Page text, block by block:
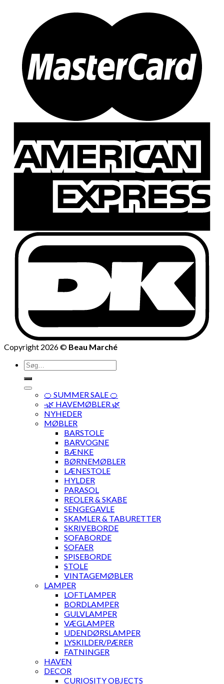
Copyright 2026 © Beau Marché
Søg
efter:
🍊 SUMMER SALE 🍊
·🌿 HAVEMØBLER 🌿
NYHEDER
MØBLER
BARSTOLE
BARVOGNE
BÆNKE
BØRNEMØBLER
LÆNESTOLE
HYLDER
PARASOL
REOLER & SKABE
SENGEGAVLE
SKAMLER & TABURETTER
SKRIVEBORDE
SOFABORDE
SOFAER
SPISEBORDE
STOLE
VINTAGEMØBLER
LAMPER
LOFTLAMPER
BORDLAMPER
GULVLAMPER
VÆGLAMPER
UDENDØRSLAMPER
LYSKILDER/PÆRER
FATNINGER
HAVEN
DECOR
CURIOSITY OBJECTS